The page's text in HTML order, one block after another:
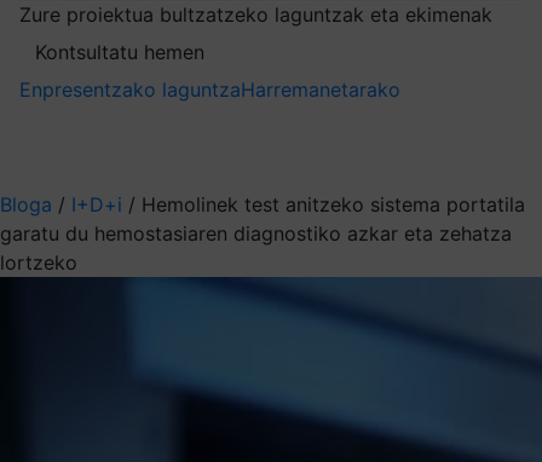
Zure proiektua bultzatzeko laguntzak eta ekimenak
Kontsultatu hemen
Enpresentzako laguntzaHarremanetarako
Bloga / I+D+i / Hemolinek test anitzeko sistema portatila
garatu du hemostasiaren diagnostiko azkar eta zehatza
lortzeko